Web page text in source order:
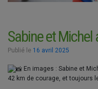
Sabine et Michel
Publié le 16 avril 2025
En images : Sabine et
42 km de courage, et toujours